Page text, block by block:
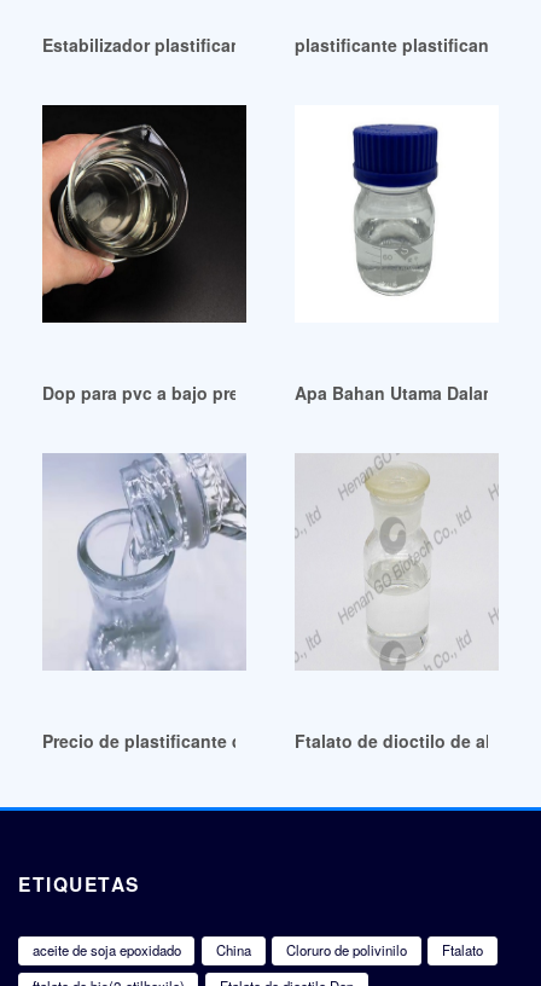
Estabilizador plastificante de PVC ecológico de alta calidad
plastificante plastificante
Dop para pvc a bajo precio Dop para pvc Guatemala
Apa Bahan Utama Dalam
Precio de plastificante de pvc Precio de plastificante de
Ftalato de dioctilo de alta
ETIQUETAS
aceite de soja epoxidado China Cloruro de polivinilo
Ftalato